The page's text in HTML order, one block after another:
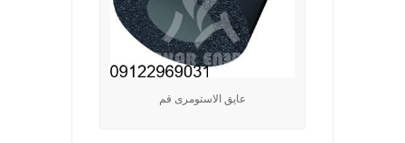
عایق الاستومری قم